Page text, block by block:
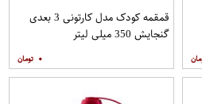
قمقمه کودک مدل کارتونی 3 بعدی
گنجایش 350 میلی لیتر
۰